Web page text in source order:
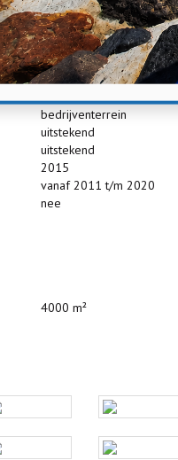
bedrijfsruimte
in overleg
betonvloer,
pantry, toilet
bedrijventerrein
uitstekend
uitstekend
2015
vanaf 2011 t/m 2020
nee
4000 m²